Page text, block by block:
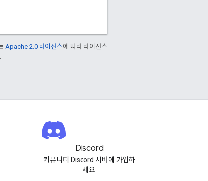
Apache 2.0 라이선스에 따라 라이선스
Discord
커뮤니티 Discord 서버에 가입하
세요.